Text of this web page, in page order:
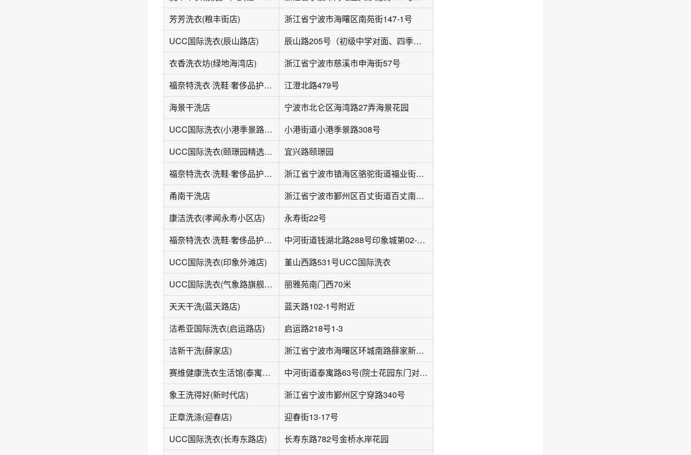
芳芳洗衣(粮丰街店)
浙江省宁波市海曙区南苑街147-1号
UCC国际洗衣(辰山路店)
辰山路205号（初级中学对面、四季花坊旁）
衣香洗衣坊(绿地海湾店)
浙江省宁波市慈溪市申海街57号
福奈特洗衣·洗鞋·奢侈品护理(环球航运中心店)
江澄北路479号
海景干洗店
宁波市北仑区海湾路27弄海景花园
UCC国际洗衣(小港季景路店)
小港街道小港季景路308号
UCC国际洗衣(颐璟园精选店)
宜兴路颐璟园
福奈特洗衣·洗鞋·奢侈品护理(骆驼福业街店)
浙江省宁波市镇海区骆驼街道福业街265号1-42-4室
甬南干洗店
浙江省宁波市鄞州区百丈街道百丈南路43号
康洁洗衣(孝闻永寿小区店)
永寿街22号
福奈特洗衣·洗鞋·奢侈品护理(鄞州印象城店)
中河街道钱湖北路288号印象城第02-20号
UCC国际洗衣(印象外滩店)
堇山西路531号UCC国际洗衣
UCC国际洗衣(气象路旗舰店)
丽雅苑南门西70米
天天干洗(蓝天路店)
蓝天路102-1号附近
洁希亚国际洗衣(启运路店)
启运路218号1-3
洁新干洗(薛家店)
浙江省宁波市海曙区环城南路薛家新家园三期95号
赛维健康洗衣生活馆(泰寓路店)
中河街道泰寓路63号(院士花园东门对面)
象王洗得好(新时代店)
浙江省宁波市鄞州区宁穿路340号
正章洗涤(迎春店)
迎春街13-17号
UCC国际洗衣(长寿东路店)
长寿东路782号金桥水岸花园